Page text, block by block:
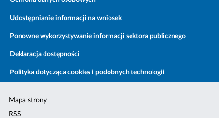
Udostępnianie informacji na wniosek
Ponowne wykorzystywanie informacji sektora publicznego
Deklaracja dostępności
Polityka dotycząca cookies i podobnych technologii
Mapa strony
RSS